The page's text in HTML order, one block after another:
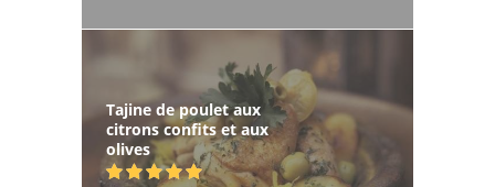
Tajine de poulet aux
citrons confits et aux
olives